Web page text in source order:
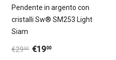
Pendente in argento con
cristalli Sw® SM253 Light
Siam
€2990 €1900